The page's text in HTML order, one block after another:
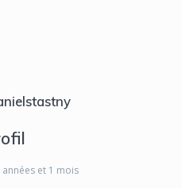
années et 1 mois